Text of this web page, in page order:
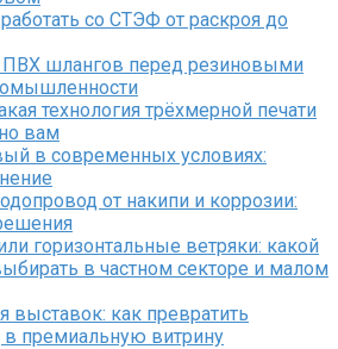
со СТЭФ от раскроя до
шлангов перед резиновыми
технология трёхмерной печати
вам
в современных условиях:
от накипи и коррозии:
горизонтальные ветряки: какой
в частном секторе и малом
как превратить
премиальную витрину